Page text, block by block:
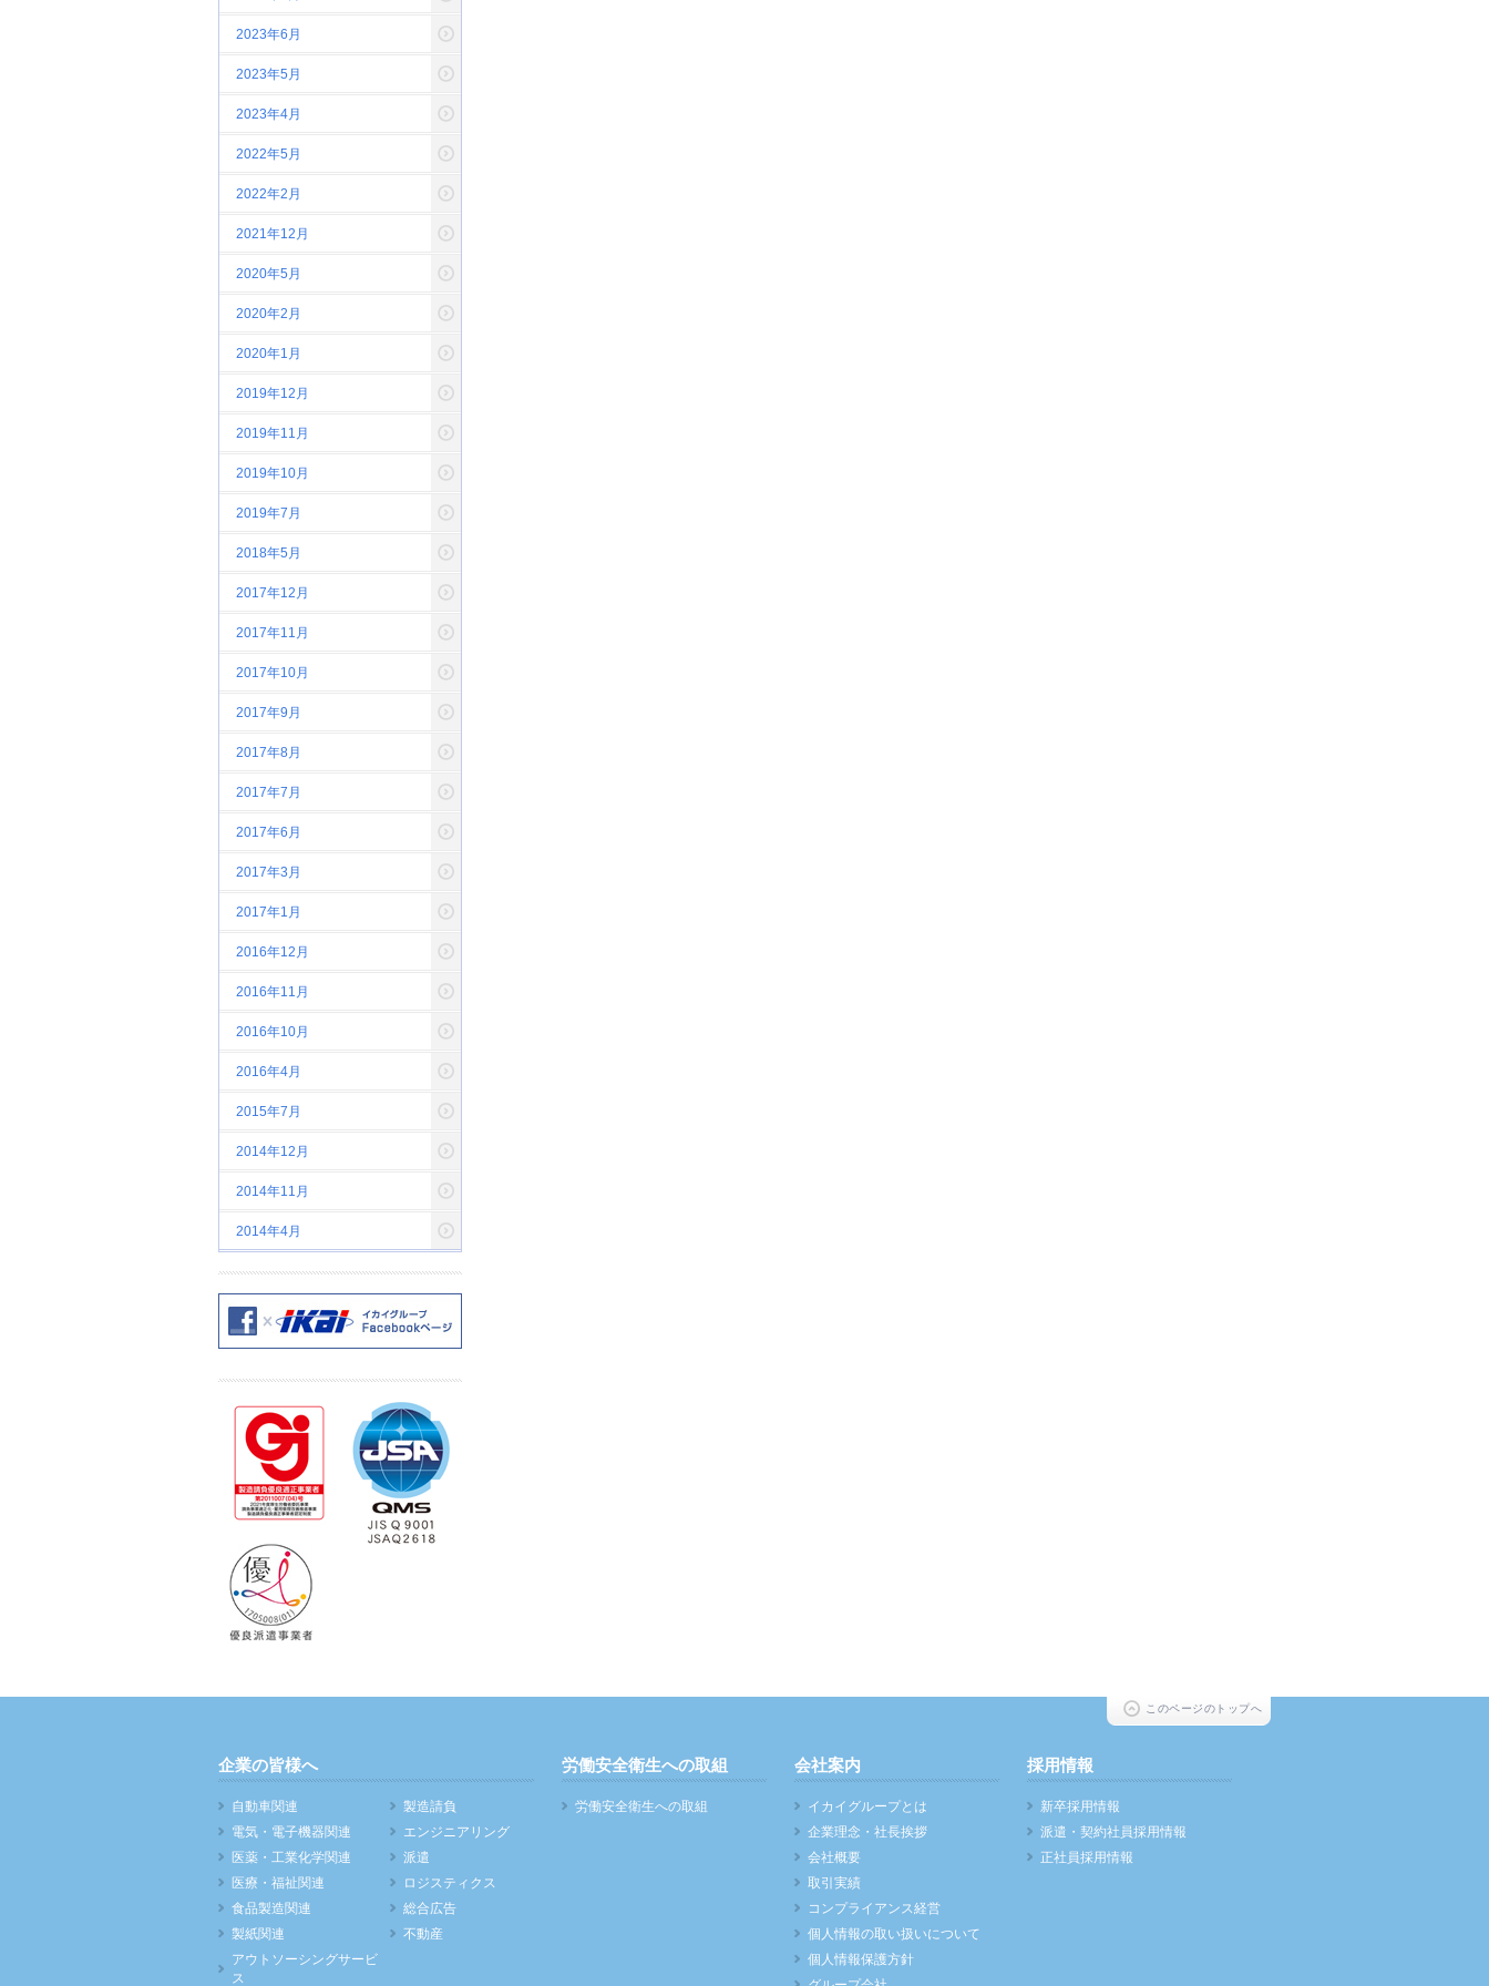
2023年6月
2023年5月
2023年4月
2022年5月
2022年2月
2021年12月
2020年5月
2020年2月
2020年1月
2019年12月
2019年11月
2019年10月
2019年7月
2018年5月
2017年12月
2017年11月
2017年10月
2017年9月
2017年8月
2017年7月
2017年6月
2017年3月
2017年1月
2016年12月
2016年11月
2016年10月
2016年4月
2015年7月
2014年12月
2014年11月
2014年4月
このページのトップへ
企業の皆様へ
自動車関連
電気・電子機器関連
医薬・工業化学関連
医療・福祉関連
食品製造関連
製紙関連
アウトソーシングサービ
ス
製造請負
エンジニアリング
派遣
ロジスティクス
総合広告
不動産
労働安全衛生への取組
労働安全衛生への取組
会社案内
イカイグループとは
企業理念・社長挨拶
会社概要
取引実績
コンプライアンス経営
個人情報の取い扱いについて
個人情報保護方針
採用情報
新卒採用情報
派遣・契約社員採用情報
正社員採用情報